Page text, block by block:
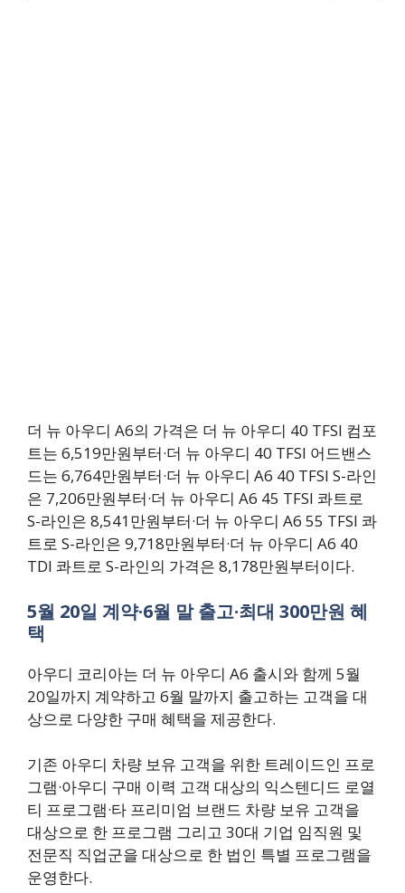
더 뉴 아우디 A6의 가격은 더 뉴 아우디 40 TFSI 컴포
트는 6,519만원부터·더 뉴 아우디 40 TFSI 어드밴스
드는 6,764만원부터·더 뉴 아우디 A6 40 TFSI S-라인
은 7,206만원부터·더 뉴 아우디 A6 45 TFSI 콰트로
S-라인은 8,541만원부터·더 뉴 아우디 A6 55 TFSI 콰
트로 S-라인은 9,718만원부터·더 뉴 아우디 A6 40
TDI 콰트로 S-라인의 가격은 8,178만원부터이다.
5월 20일 계약·6월 말 출고·최대 300만원 혜
택
아우디 코리아는 더 뉴 아우디 A6 출시와 함께 5월
20일까지 계약하고 6월 말까지 출고하는 고객을 대
상으로 다양한 구매 혜택을 제공한다.
기존 아우디 차량 보유 고객을 위한 트레이드인 프로
그램·아우디 구매 이력 고객 대상의 익스텐디드 로열
티 프로그램·타 프리미엄 브랜드 차량 보유 고객을
대상으로 한 프로그램 그리고 30대 기업 임직원 및
전문직 직업군을 대상으로 한 법인 특별 프로그램을
운영한다.